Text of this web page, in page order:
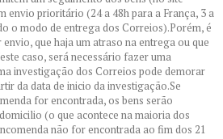
envio prioritário (24 a 48h para a França, 3 a
o modo de entrega dos Correios).Porém, é
que haja um atraso na entrega ou que
caso, será necessário fazer uma
investigação dos Correios pode demorar
da data de inicio da investigação.Se
for encontrada, os bens serão
(o que acontece na maioria dos
não for encontrada ao fim dos 21